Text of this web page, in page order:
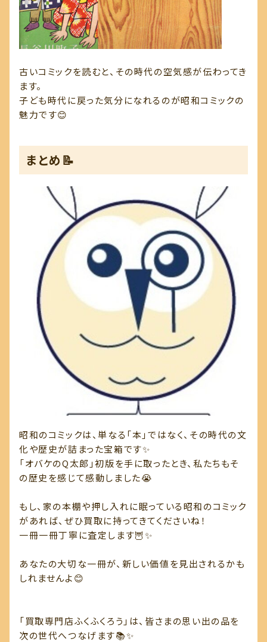
古いコミックを読むと、その時代の空気感が伝わってき
ます。
子ども時代に戻った気分になれるのが昭和コミックの
魅力です😊
まとめ📝
昭和のコミックは、単なる「本」ではなく、その時代の文
化や歴史が詰まった宝箱です✨
「オバケのQ太郎」初版を手に取ったとき、私たちもそ
の歴史を感じて感動しました😭
もし、家の本棚や押し入れに眠っている昭和のコミック
があれば、ぜひ買取に持ってきてくださいね！
一冊一冊丁寧に査定します🦉✨
あなたの大切な一冊が、新しい価値を見出されるかも
しれませんよ😊
「買取専門店ふくふくろう」は、皆さまの思い出の品を
次の世代へつなげます📚✨